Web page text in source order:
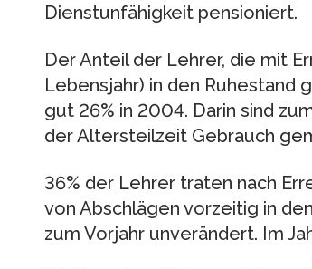
Dienstunfähigkeit pensioniert.
Der Anteil der Lehrer, die mit
Lebensjahr) in den Ruhestand
gut 26% in 2004. Darin sind
der Altersteilzeit Gebrauch
36% der Lehrer traten nach
von Abschlägen vorzeitig in
zum Vorjahr unverändert. Im